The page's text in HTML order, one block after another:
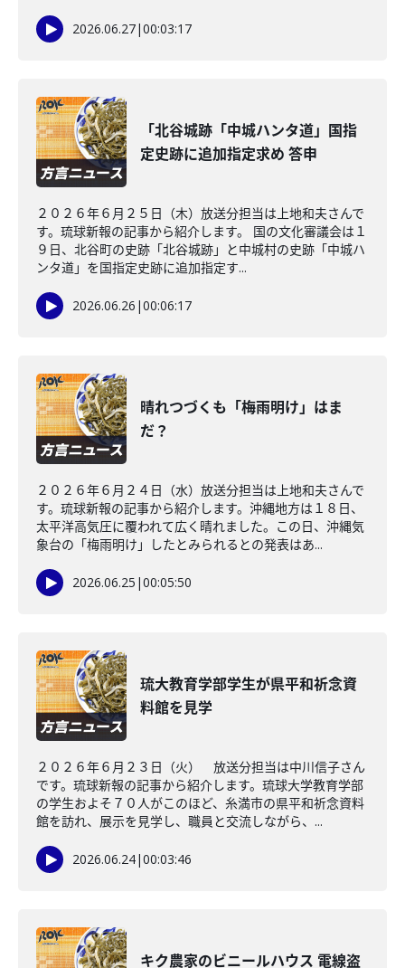
2026.06.27|00:03:17
「北谷城跡「中城ハンタ道」国指
定史跡に追加指定求め 答申
２０２６年６月２５日（木）放送分担当は上地和夫さんで
す。琉球新報の記事から紹介します。 国の文化審議会は１
９日、北谷町の史跡「北谷城跡」と中城村の史跡「中城ハ
ンタ道」を国指定史跡に追加指定す...
2026.06.26 |00:06:17
晴れつづくも「梅雨明け」はま
だ？
２０２６年６月２４日（水）放送分担当は上地和夫さんで
す。琉球新報の記事から紹介します。沖縄地方は１８日、
太平洋高気圧に覆われて広く晴れました。この日、沖縄気
象台の「梅雨明け」したとみられるとの発表はあ...
2026.06.25 |00:05:50
琉大教育学部学生が県平和祈念資
料館を見学
２０２６年６月２３日（火） 放送分担当は中川信子さん
です。琉球新報の記事から紹介します。琉球大学教育学部
の学生およそ７０人がこのほど、糸満市の県平和祈念資料
館を訪れ、展示を見学し、職員と交流しながら、...
2026.06.24|00:03:46
キク農家のビニールハウス 電線盗